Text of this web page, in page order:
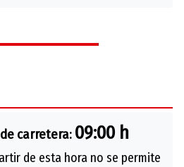
carretera: 09:00 h
de esta hora no se permite